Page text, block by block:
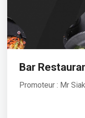
Bar
Promoteur : Mr